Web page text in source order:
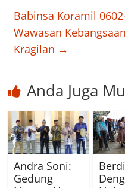
Babinsa Koramil
Wawasan
Kragilan →
Anda Juga
Andra Soni:
Gedung